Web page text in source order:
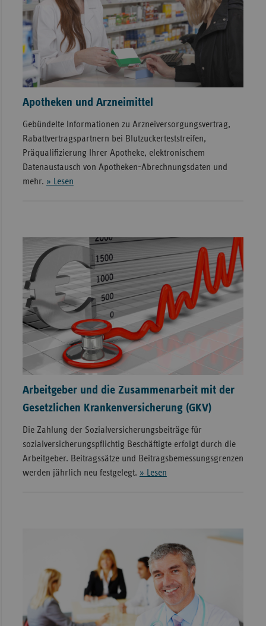
Apotheken und Arzneimittel
Gebündelte Informationen zu Arzneiversorgungsvertrag,
Rabattvertragspartnern bei Blutzuckerteststreifen,
Präqualifizierung Ihrer Apotheke, elektronischem
Datenaustausch von Apotheken-Abrechnungsdaten und
mehr. » Lesen
Arbeitgeber und die Zusammenarbeit mit der
Gesetzlichen Krankenversicherung (GKV)
Die Zahlung der Sozialversicherungsbeiträge für
sozialversicherungspflichtig Beschäftigte erfolgt durch die
Arbeitgeber. Beitragssätze und Beitragsbemessungsgrenzen
werden jährlich neu festgelegt. » Lesen